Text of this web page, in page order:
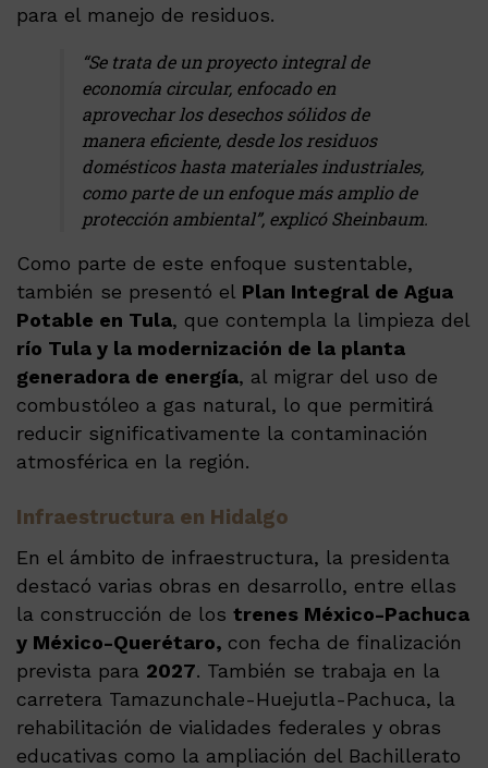
para el manejo de residuos.
“Se trata de un proyecto integral de
economía circular, enfocado en
aprovechar los desechos sólidos de
manera eficiente, desde los residuos
domésticos hasta materiales industriales,
como parte de un enfoque más amplio de
protección ambiental”, explicó Sheinbaum.
Como parte de este enfoque sustentable,
también se presentó el Plan Integral de Agua
Potable en Tula, que contempla la limpieza del
río Tula y la modernización de la planta
generadora de energía, al migrar del uso de
combustóleo a gas natural, lo que permitirá
reducir significativamente la contaminación
atmosférica en la región.
Infraestructura en Hidalgo
En el ámbito de infraestructura, la presidenta
destacó varias obras en desarrollo, entre ellas
la construcción de los trenes México-Pachuca
y México-Querétaro, con fecha de finalización
prevista para 2027. También se trabaja en la
carretera Tamazunchale-Huejutla-Pachuca, la
rehabilitación de vialidades federales y obras
educativas como la ampliación del Bachillerato